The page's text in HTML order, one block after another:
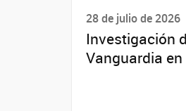
28 de julio de 2026
Investigación
Vanguardia en